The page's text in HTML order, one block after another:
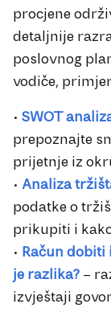
procjene
detaljnije
poslovnog
vodiče,
• SWOT
prepoznajte
prijetnje iz
• Analiza
podatke o
prikupiti i
• Račun
je razlika? –
izvještaji